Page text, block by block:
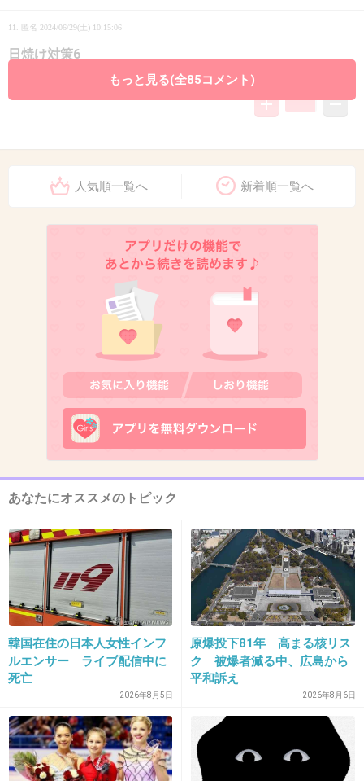
11. 匿名 2024/06/29(土) 10:15:06
日焼け対策6
12. 匿名2024/06/29(土) 10:15:13
スキンケアかな
アイテム多いもんね
2024/06/29(土) 10:16:08
スキンケア 4
ファッション 2
アラフォーだけど白髪あるから2ヶ月に一回は白髪染めに行
シミがあるけど3000円くらいの化粧品でカバーしてる
主婦だからファッションは適当
1件の返信
+1 -0
ヘアケア…10
スキンケア…5
ネイルは仕事上できない。髪の毛がバサバサだと清潔感な
いし、艶が出るようにお手入れ頑張ってる。
+4
もっと見る(全85コメント)
人気順一覧へ 新着順一覧へ
あなたにオススメのトピック
韓国在住の日本人女性インフ
ルエンサー ライブ配信中に
死亡
2026年8月5日
原爆投下81年 高まる核リス
ク 被爆者減る中、広島から
平和訴え
2026年8月6日